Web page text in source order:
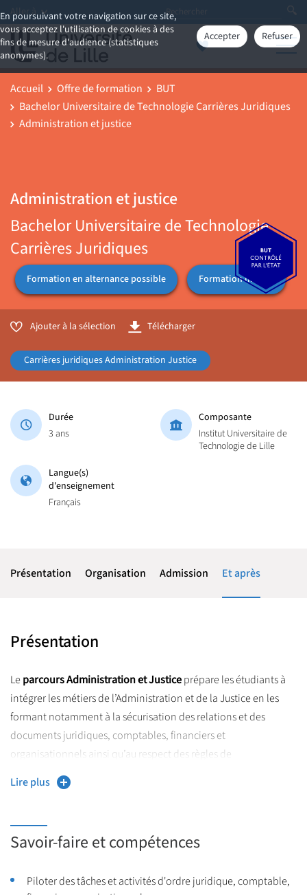
En poursuivant votre navigation sur ce site,
vous acceptez l'utilisation de cookies à des
fins de mesure d'audience (statistiques
anonymes).
Accepter Refuser
Aller à
Accueil Offre de formation
BUT
Bachelor Universitaire de Technologie Carrières Juridiques
Administration et justice
Administration et justice
Bachelor Universitaire de Technologie
Carrières Juridiques
Formation en alternance possible Formation initiale
Ajouter à la sélection Télécharger
Carrières juridiques Administration Justice
Durée
3 ans
Composante
Institut Universitaire de
Technologie de Lille
Langue(s)
d'enseignement
Français
Présentation Organisation Admission Et après
Présentation
Leparcours Administration et Justiceprépare les étudiants à
intégrer les métiers de l’Administration et de la Justice en les
formant notamment à la sécurisation des relations et des
documents juridiques, comptables, financiers et
organisationnels ainsi qu’au respect des règles de
confidentialité. Il prépare à l’entrée dans la fonction publique
d’État et territoriale.
Lire plus
Savoir-faire et compétences
Piloter des tâches et activités d'ordre juridique, comptable,